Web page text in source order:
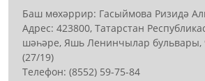
Баш мөхәррир: Гасыймова Ризидә
Адрес: 423800, Татарстан
шәһәре, Яшь Ленинчылар бульвары,
(27/19)
Телефон: (8552) 59-75-84